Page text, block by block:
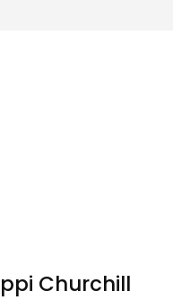
Churchill